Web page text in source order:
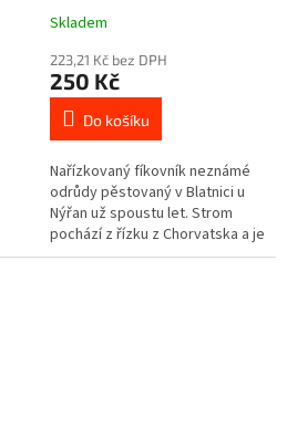
Skladem
223,21 Kč bez DPH
250 Kč
Do košíku
Nařízkovaný fíkovník neznámé
odrůdy pěstovaný v Blatnici u
Nýřan už spoustu let. Strom
pochází z řízku z Chorvatska a je
velmi dobře plodný.